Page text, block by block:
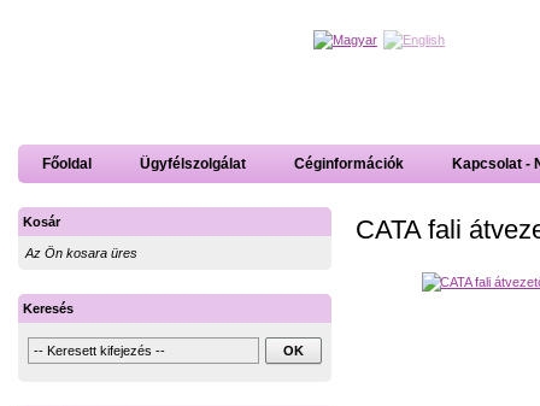
Főoldal Ügyfélszolgálat Céginformációk Kapcsolat -
CATA fali
Kosár
Az Ön kosara üres
Keresés